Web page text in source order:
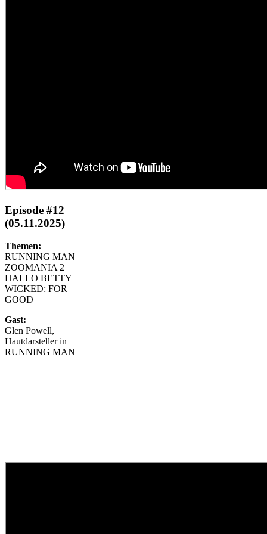
Episode #12
(05.11.2025)
Themen:
RUNNING MAN
ZOOMANIA 2
HALLO BETTY
WICKED: FOR
GOOD
Gast:
Glen Powell,
Hautdarsteller in
RUNNING MAN